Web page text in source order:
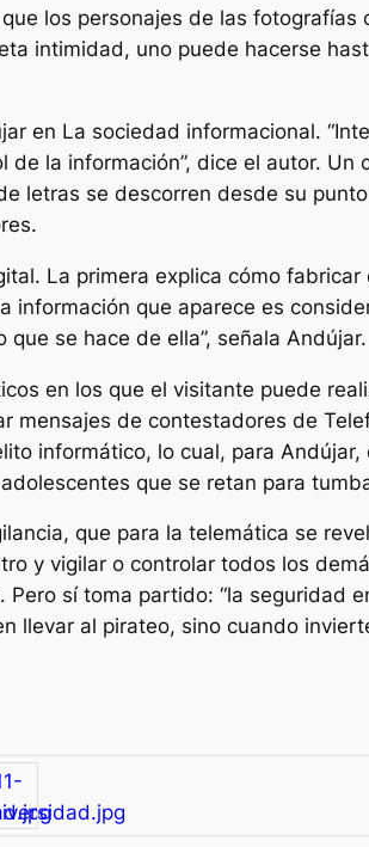
los personajes de las
intimidad, uno puede hacerse
en La sociedad informacional.
la información”, dice el autor.
letras se descorren desde su
La primera explica cómo
información que aparece es
se hace de ella”, señala Andújar.
en los que el visitante puede
mensajes de contestadores de
informático, lo cual, para
que se retan para
que para la telemática se
y vigilar o controlar todos los
sí toma partido: “la seguridad
llevar al pirateo, sino cuando